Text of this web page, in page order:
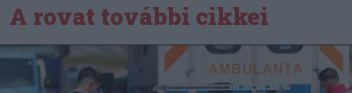
A rovat további cikkei